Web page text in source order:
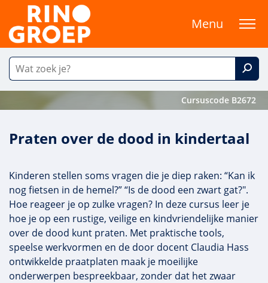
Menu
Cursuscode B2672
Praten over de dood in kindertaal
Kinderen stellen soms vragen die je diep raken: “Kan ik
nog fietsen in de hemel?” “Is de dood een zwart gat?".
Hoe reageer je op zulke vragen? In deze cursus leer je
hoe je op een rustige, veilige en kindvriendelijke manier
over de dood kunt praten. Met praktische tools,
speelse werkvormen en de door docent Claudia Hass
ontwikkelde praatplaten maak je moeilijke
onderwerpen bespreekbaar, zonder dat het zwaar